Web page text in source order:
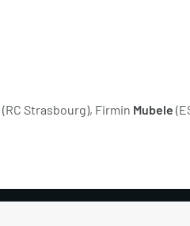
(RC Strasbourg), Firmin Mubele